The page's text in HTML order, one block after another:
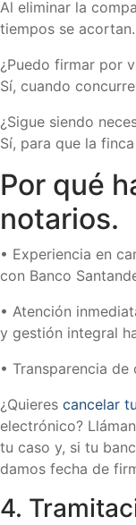
Al eliminar la
tiempos se acortan.
¿Puedo firmar por
Sí, cuando
¿Sigue siendo
Sí, para que la
Por qué
notarios.
• Experiencia en
con Banco
• Atención
y gestión integral
• Transparencia
¿Quieres cancelar
electrónico?
tu caso y, si tu
damos fecha de
4.